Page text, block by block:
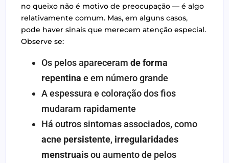
no queixo não é motivo de preocupação — é algo
relativamente comum. Mas, em alguns casos,
pode haver sinais que merecem atenção especial.
Observe se:
Os pelos apareceram de forma
repentina e em número grande
A espessura e coloração dos fios
mudaram rapidamente
Há outros sintomas associados, como
acne persistente, irregularidades
menstruaisou aumento de pelos